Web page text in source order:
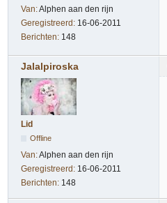
Van:Alphen aan den rijn
Geregistreerd: 16-06-2011
Berichten: 148
Jalalpiroska
Lid
Offline
Van:Alphen aan den rijn
Geregistreerd: 16-06-2011
Berichten: 148